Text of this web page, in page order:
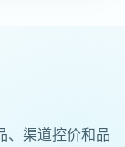
、渠道控价和品